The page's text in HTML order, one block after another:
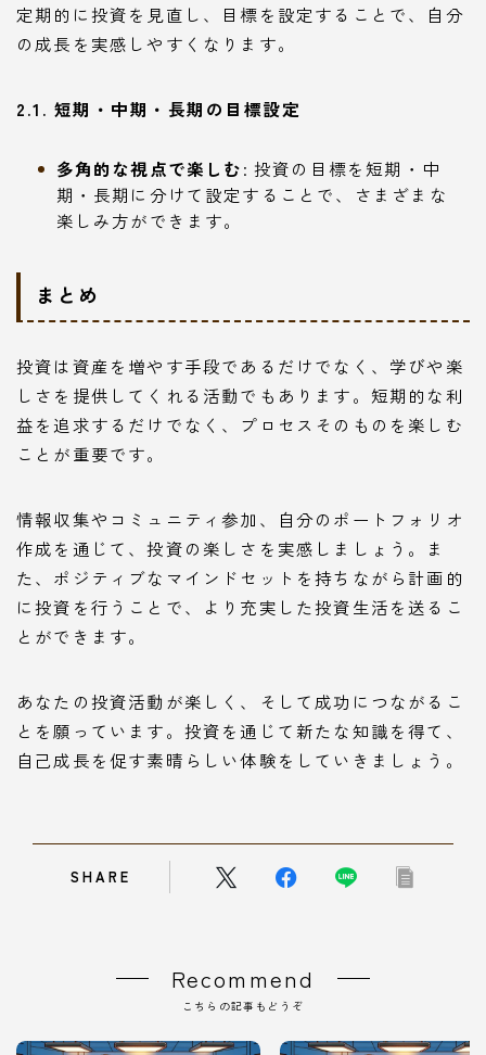
定期的に投資を見直し、目標を設定することで、自分
の成長を実感しやすくなります。
2.1. 短期・中期・長期の目標設定
多角的な視点で楽しむ: 投資の目標を短期・中
期・長期に分けて設定することで、さまざまな
楽しみ方ができます。
まとめ
投資は資産を増やす手段であるだけでなく、学びや楽
しさを提供してくれる活動でもあります。短期的な利
益を追求するだけでなく、プロセスそのものを楽しむ
ことが重要です。
情報収集やコミュニティ参加、自分のポートフォリオ
作成を通じて、投資の楽しさを実感しましょう。ま
た、ポジティブなマインドセットを持ちながら計画的
に投資を行うことで、より充実した投資生活を送るこ
とができます。
あなたの投資活動が楽しく、そして成功につながるこ
とを願っています。投資を通じて新たな知識を得て、
自己成長を促す素晴らしい体験をしていきましょう。
SHARE
Recommend
こちらの記事もどうぞ